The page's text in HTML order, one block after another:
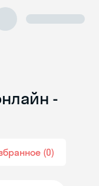
-
0